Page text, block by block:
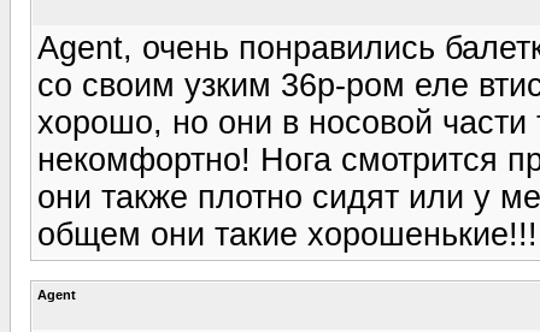
Agent, очень понравились
со своим узким 36р-ром еле
хорошо, но они в носовой части
некомфортно! Нога смотрится
они также плотно сидят или у
общем они такие хорошенькие!!!
Agent